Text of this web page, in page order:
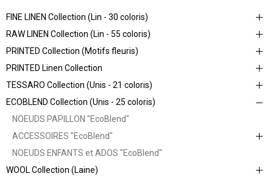
FINE LINEN Collection (Lin - 30 coloris)
RAW LINEN Collection (Lin - 55 coloris)
PRINTED Collection (Motifs fleuris)
PRINTED Linen Collection
TESSARO Collection (Unis - 21 coloris)
ECOBLEND Collection (Unis - 25 coloris)
NOEUDS PAPILLON "EcoBlend"
ACCESSOIRES "EcoBlend"
NOEUDS ENFANTS et ADOS "EcoBlend"
WOOL Collection (Laine)